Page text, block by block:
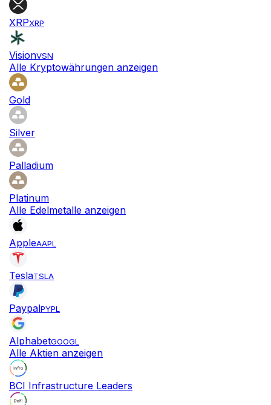
XRPXRP
VisionVSN
Alle Kryptowährungen anzeigen
Gold
Silver
Palladium
Platinum
Alle Edelmetalle anzeigen
AppleAAPL
TeslaTSLA
PaypalPYPL
AlphabetGOOGL
Alle Aktien anzeigen
BCI Infrastructure Leaders